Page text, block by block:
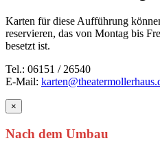
Karten für diese Aufführung
reservieren, das von Montag bis
besetzt ist.
Tel.: 06151 / 26540
E-Mail:
×
Nach dem Umbau